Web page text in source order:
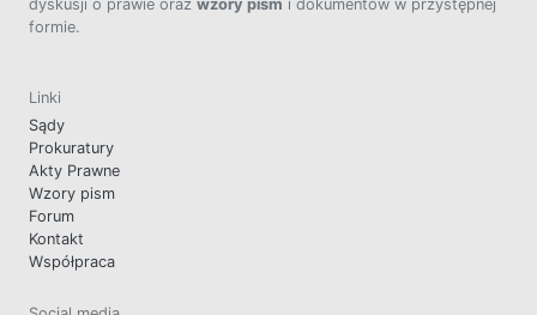
dyskusji o prawie oraz wzory pism i dokumentów w przystępnej
formie.
Linki
Sądy
Prokuratury
Akty Prawne
Wzory pism
Forum
Kontakt
Współpraca